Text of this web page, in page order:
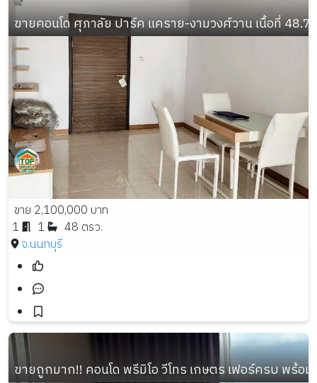
ขายคอนโด ศุภาลัย ปาร์ค แคราย-งามวงศ์วาน เนื้อที่
ขาย 2,100,000 บาท
1
1
48 ตรว.
จ.นนทบุรี
ขายถูกมาก!! คอนโด พรีมิโอ วีโทร เกษตร เฟอร์ครบ พร้อม